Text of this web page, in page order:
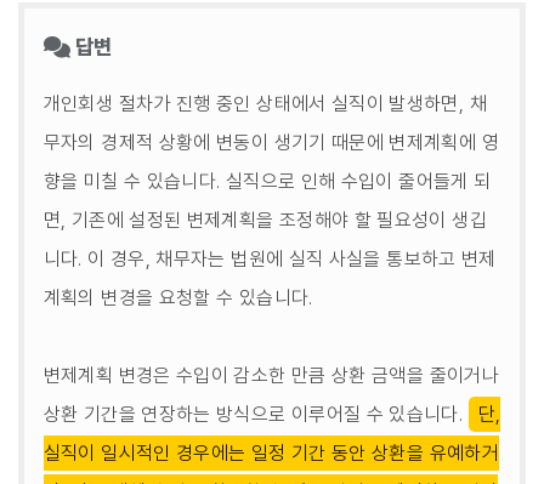
답변
개인회생 절차가 진행 중인 상태에서 실직이 발생하면, 채
무자의 경제적 상황에 변동이 생기기 때문에 변제계획에 영
향을 미칠 수 있습니다. 실직으로 인해 수입이 줄어들게 되
면, 기존에 설정된 변제계획을 조정해야 할 필요성이 생깁
니다. 이 경우, 채무자는 법원에 실직 사실을 통보하고 변제
계획의 변경을 요청할 수 있습니다.
변제계획 변경은 수입이 감소한 만큼 상환 금액을 줄이거나
상환 기간을 연장하는 방식으로 이루어질 수 있습니다.
단,
실직이 일시적인 경우에는 일정 기간 동안 상환을 유예하거